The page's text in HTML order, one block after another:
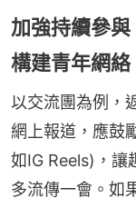
加強持續參與
構建青年網絡
以交流團為例，
網上報道，應鼓
如IG Reels)，讓
多流傳一會。如